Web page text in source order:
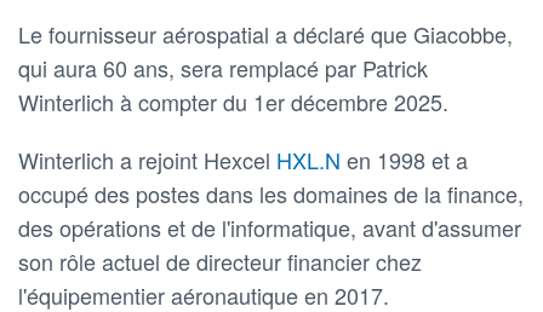
Le fournisseur aérospatial a déclaré que Giacobbe,
qui aura 60 ans, sera remplacé par Patrick
Winterlich à compter du 1er décembre 2025.
Winterlich a rejoint Hexcel HXL.N en 1998 et a
occupé des postes dans les domaines de la finance,
des opérations et de l'informatique, avant d'assumer
son rôle actuel de directeur financier chez
l'équipementier aéronautique en 2017.